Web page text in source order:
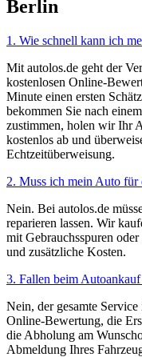
Berlin
1. Wie schnell kann ich
Mit autolos.de geht der
kostenlosen Online-
Minute einen ersten
bekommen Sie nach
zustimmen, holen wir Ihr
kostenlos ab und
Echtzeitüberweisung.
2. Muss ich mein Auto für
Nein. Bei autolos.de
reparieren lassen. Wir
mit Gebrauchsspuren
und zusätzliche Kosten.
3. Fallen beim
Nein, der gesamte
Online-Bewertung, die
die Abholung am
Abmeldung Ihres